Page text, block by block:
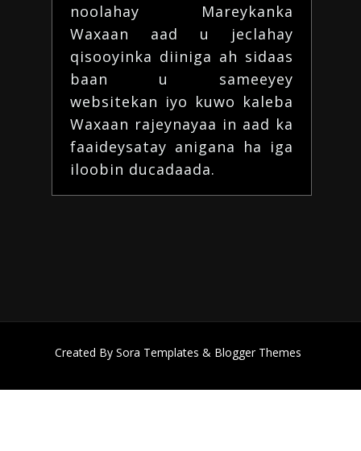
noolahay Mareykanka
Waxaan aad u jeclahay
qisooyinka diiniga ah sidaas
baan u sameeyey
websitekan iyo kuwo kaleba
Waxaan rajeynayaa in aad ka
faaideysatay anigana ha iga
iloobin ducadaada.
Created BySora Templates & Blogger Themes